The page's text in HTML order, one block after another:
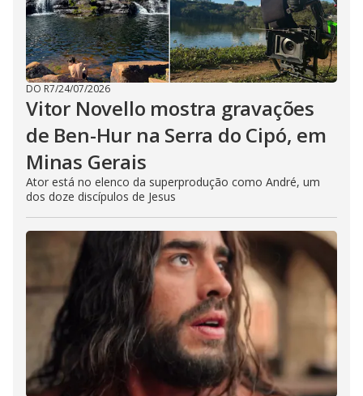
DO R7/24/07/2026
Vitor Novello mostra gravações
de Ben-Hur na Serra do Cipó, em
Minas Gerais
Ator está no elenco da superprodução como André, um
dos doze discípulos de Jesus